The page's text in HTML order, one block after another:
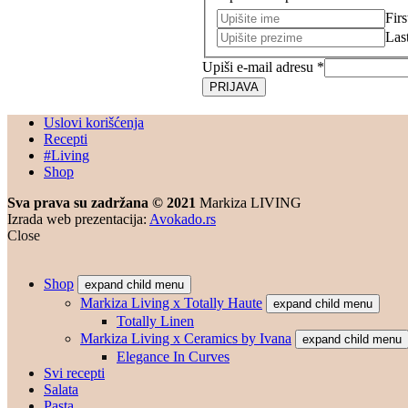
Upiši e-mail adresu *
PRIJAVA
Uslovi korišćenja
Recepti
#Living
Shop
Sva prava su zadržana © 2021 Markiza LIVING
Izrada web prezentacija: Avokado.rs
Close
Shop expand child menu
Markiza Living x Totally Haute expand child menu
Totally Linen
Markiza Living x Ceramics by Ivana
expand child menu
Elegance In Curves
Svi recepti
Salata